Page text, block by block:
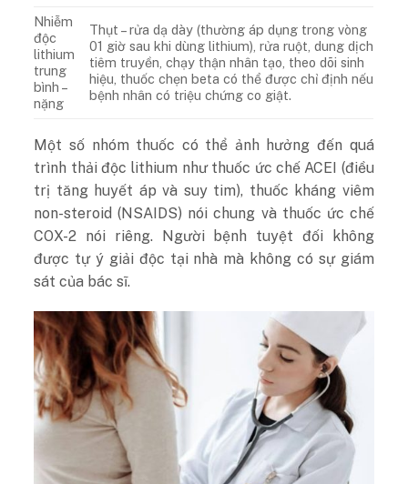
Nhiễm
độc
lithium
trung
bình –
nặng
Thụt – rửa dạ dày (thường áp dụng trong vòng
01 giờ sau khi dùng lithium), rửa ruột, dung dịch
tiêm truyền, chạy thận nhân tạo, theo dõi sinh
hiệu, thuốc chẹn beta có thể được chỉ định nếu
bệnh nhân có triệu chứng co giật.
Một số nhóm thuốc có thể ảnh hưởng đến quá
trình thải độc lithium như thuốc ức chế ACEI (điều
trị tăng huyết áp và suy tim), thuốc kháng viêm
non-steroid (NSAIDS) nói chung và thuốc ức chế
COX-2 nói riêng. Người bệnh tuyệt đối không
được tự ý giải độc tại nhà mà không có sự giám
sát của bác sĩ.